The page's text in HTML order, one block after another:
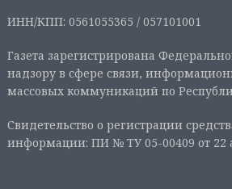
ИНН/КПП: 0561055365 / 057101001
Газета зарегистрирована
надзору в сфере связи,
массовых коммуникаций по
Свидетельство о регистрации
информации: ПИ № ТУ 05-00409 от 22